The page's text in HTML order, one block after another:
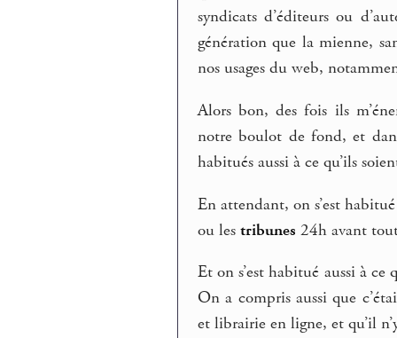
syndicats d’éditeurs ou
génération que la mienne,
nos usages du web,
Alors bon, des fois ils
notre boulot de fond, et
habitués aussi à ce qu’ils
En attendant, on s’est
ou lestribunes 24h avant
Et on s’est habitué aussi à
On a compris aussi que
et librairie en ligne, et qu’il